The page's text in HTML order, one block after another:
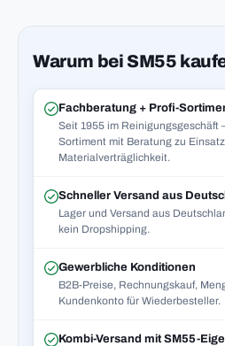
Warum bei SM55
Fachberatung + Profi-
Seit 1955 im
Sortiment mit Beratung zu
Materialverträglichkeit.
Schneller Versand aus
Lager und Versand aus
kein Dropshipping.
Gewerbliche Konditionen
B2B-Preise, Rechnungskauf,
Kundenkonto für Wiederbesteller.
Kombi-Versand mit SM55-